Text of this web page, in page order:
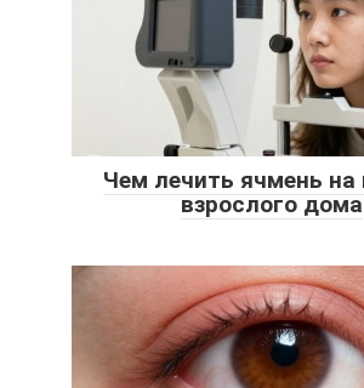
Чем лечить ячмень на
взрослого дома